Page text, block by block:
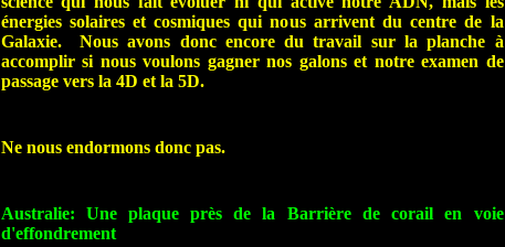
énergies solaires et cosmiques qui nous arrivent du centre de la
Galaxie. Nous avons donc encore du travail sur la planche à
accomplir si nous voulons gagner nos galons et notre examen de
passage vers la 4D et la 5D.
Ne nous endormons donc pas.
Australie: Une plaque près de la Barrière de corail en voie
d'effondrement